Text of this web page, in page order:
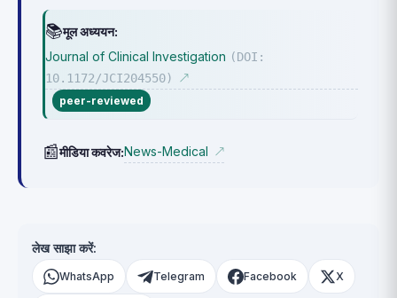
📚मूल अध्ययन:
Journal of Clinical Investigation (DOI:
10.1172/JCI204550)
↗
peer-reviewed
📰मीडिया कवरेज:News-Medical ↗
लेख साझा करें:
WhatsApp Telegram Facebook X